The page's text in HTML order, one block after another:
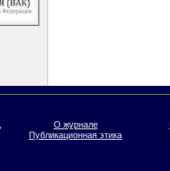
О журнале
Публикационная этика